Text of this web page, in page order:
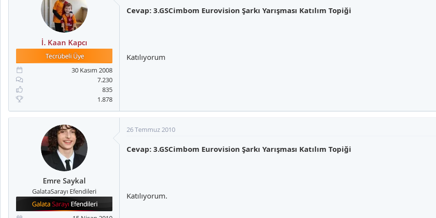
İ. Kaan Kapcı
30 Kasım 2008
7.230
835
1.878
Cevap: 3.GSCimbom Eurovision Şarkı Yarışması Katılım Topiği
Katılıyorum
Emre Saykal
GalataSarayı Efendileri
26 Temmuz 2010
Cevap: 3.GSCimbom Eurovision Şarkı Yarışması Katılım Topiği
Katılıyorum.